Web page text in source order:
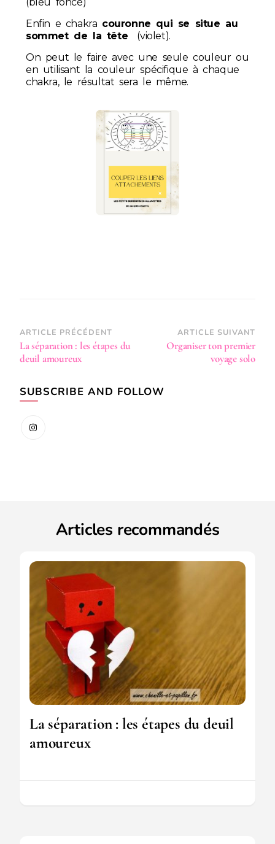
(bleu foncé)
Enfin e chakra couronne qui se situe au
sommet de la tête (violet).
On peut le faire avec une seule couleur ou
en utilisant la couleur spécifique à chaque
chakra, le résultat sera le même.
ARTICLE PRÉCÉDENT
La séparation : les étapes du
deuil amoureux
ARTICLE SUIVANT
Organiser ton premier
voyage solo
SUBSCRIBE AND FOLLOW
Articles recommandés
La séparation : les étapes du deuil
amoureux